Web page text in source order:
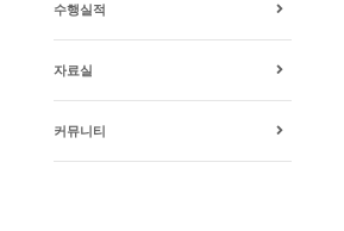
수행실적
자료실
커뮤니티